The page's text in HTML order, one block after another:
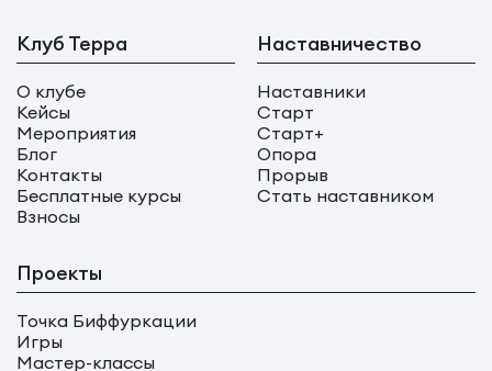
Клуб Терра
О клубе
Кейсы
Мероприятия
Блог
Контакты
Бесплатные курсы
Взносы
Наставничество
Наставники
Старт
Старт+
Опора
Прорыв
Стать наставником
Проекты
Точка Биффуркации
Игры
Мастер-классы